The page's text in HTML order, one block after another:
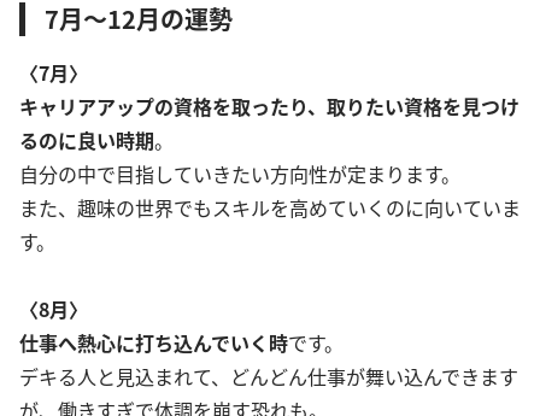
7月～12月の運勢
〈7月〉
キャリアアップの資格を取ったり、取りたい資格を見つけ
るのに良い時期。
自分の中で目指していきたい方向性が定まります。
また、趣味の世界でもスキルを高めていくのに向いていま
す。
〈8月〉
仕事へ熱心に打ち込んでいく時です。
デキる人と見込まれて、どんどん仕事が舞い込んできます
が、働きすぎで体調を崩す恐れも。